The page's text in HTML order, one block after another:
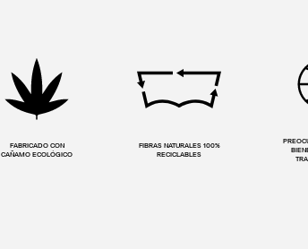
FABRICADO CON
CAÑAMO ECOLÓGICO
FIBRAS NATURALES 100%
RECICLABLES